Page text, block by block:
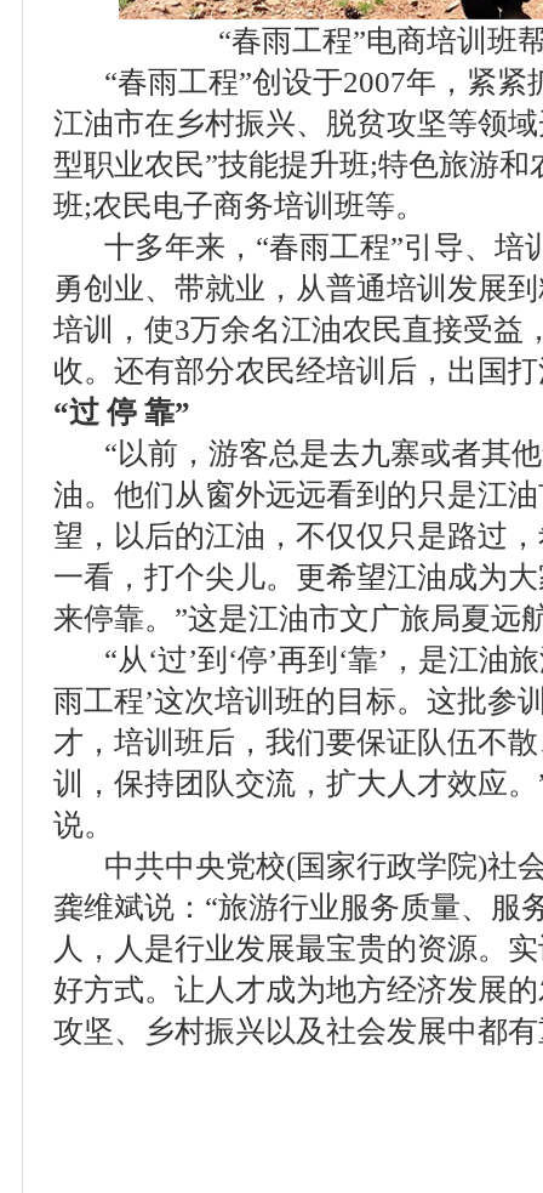
“春雨工程”电商培训班
“春雨工程”创设于2007年，紧紧
江油市在乡村振兴、脱贫攻坚等领
型职业农民”技能提升班;特色旅游
班;农民电子商务培训班等。
十多年来，“春雨工程”引导、培
勇创业、带就业，从普通培训发展
培训，使3万余名江油农民直接受益
收。还有部分农民经培训后，出国
“过 停 靠”
“以前，游客总是去九寨或者其他
油。他们从窗外远远看到的只是江
望，以后的江油，不仅仅只是路过
一看，打个尖儿。更希望江油成为
来停靠。”这是江油市文广旅局夏远
“从‘过’到‘停’再到‘靠’，是江油
雨工程’这次培训班的目标。这批参
才，培训班后，我们要保证队伍不
训，保持团队交流，扩大人才效应
说。
中共中央党校(国家行政学院)社
龚维斌说：“旅游行业服务质量、服
人，人是行业发展最宝贵的资源。
好方式。让人才成为地方经济发展
攻坚、乡村振兴以及社会发展中都